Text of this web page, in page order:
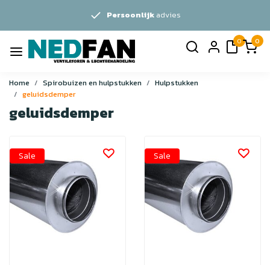
Persoonlijkadvies
0 0
Home Spirobuizen en hulpstukken
Hulpstukken
geluidsdemper
geluidsdemper
Sale Sale